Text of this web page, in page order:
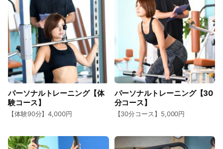
パーソナルトレーニング【体
験コース】
【体験90分】4,000円
パーソナルトレーニング【30
分コース】
【30分コース】5,000円